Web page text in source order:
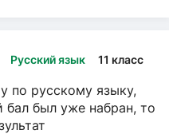
Русский язык 11 класс
по русскому языку,
бал был уже набран, то